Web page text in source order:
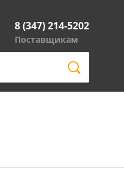
8 (347) 214-5202
Поставщикам